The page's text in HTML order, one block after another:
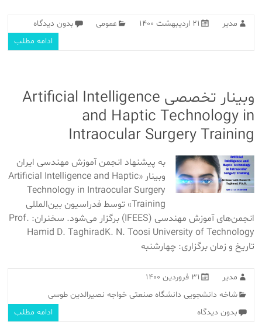
مدیر ۲۱ اردیبهشت ۱۴۰۰ عمومی
بدون دیدگاه
ادامه مطلب
وبینار تخصصی Artificial Intelligence
and Haptic Technology in
Intraocular Surgery Training
به پیشنهاد انجمن آموزش مهندسی ایران
وبینار «Artificial Intelligence and Haptic
Technology in Intraocular Surgery
Training» توسط فدراسیون بین‌المللی
انجمن‌های آموزش مهندسی (IFEES) برگزار می‌شود. سخنران: Prof.
Hamid D. TaghiradK. N. Toosi University of Technology
تاریخ و زمان برگزاری: چهارشنبه
مدیر
۳۱ فروردین ۱۴۰۰
شاخه دانشجویی دانشگاه صنعتی خواجه نصیرالدین طوسی
بدون دیدگاه
ادامه مطلب